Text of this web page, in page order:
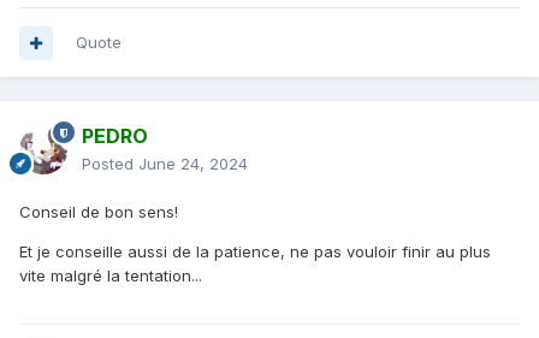
Quote
PEDRO
Posted June 24, 2024
Conseil de bon sens!
Et je conseille aussi de la patience, ne pas vouloir finir au plus
vite malgré la tentation...